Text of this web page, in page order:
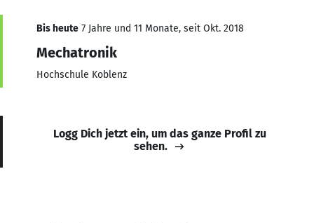
Bis heute 7 Jahre und 11 Monate, seit Okt. 2018
Mechatronik
Hochschule Koblenz
Logg Dich jetzt ein, um das ganze Profil zu
sehen.